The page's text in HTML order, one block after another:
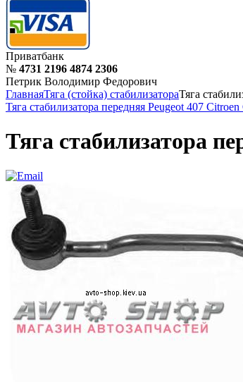
Приватбанк
№ 4731 2196 4874 2306
Петрик Володимир Федорович
ГлавнаяТяга (стойка) стабилизатораТяга
Тяга стабилизатора передняя Peugeot 407
Тяга стабилизатора